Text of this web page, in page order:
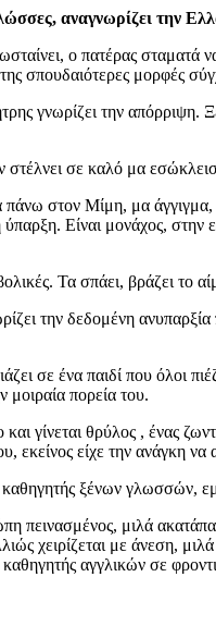
αναγνωρίζει την
ο πατέρας
σπουδαιότερες μορφές
γνωρίζει την απόρριψη.
στέλνει σε καλό μα
στον Μίμη, μα άγγιγμα,
Είναι μονάχος, στην
Τα σπάει, βράζει το
την δεδομένη
σε ένα παιδί που όλοι
μοιραία πορεία του.
και γίνεται θρύλος , ένας
εκείνος είχε την ανάγκη
ξένων γλωσσών,
πεινασμένος, μιλά
χειρίζεται με άνεση,
αγγλικών σε